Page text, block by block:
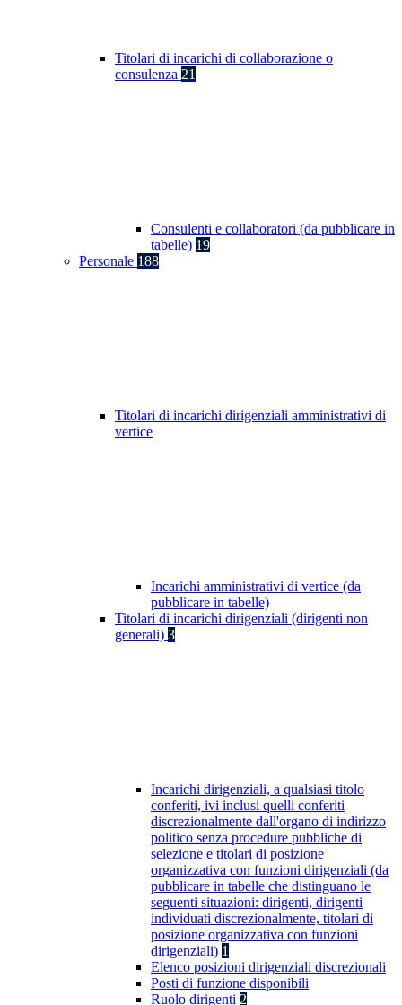
Titolari di incarichi di collaborazione o
consulenza 21
Consulenti e collaboratori (da pubblicare in
tabelle) 19
Personale 188
Titolari di incarichi dirigenziali amministrativi di
vertice
Incarichi amministrativi di vertice (da
pubblicare in tabelle)
Titolari di incarichi dirigenziali (dirigenti non
generali) 3
Incarichi dirigenziali, a qualsiasi titolo
conferiti, ivi inclusi quelli conferiti
discrezionalmente dall'organo di indirizzo
politico senza procedure pubbliche di
selezione e titolari di posizione
organizzativa con funzioni dirigenziali (da
pubblicare in tabelle che distinguano le
seguenti situazioni: dirigenti, dirigenti
individuati discrezionalmente, titolari di
posizione organizzativa con funzioni
dirigenziali) 1
Elenco posizioni dirigenziali discrezionali
Posti di funzione disponibili
Ruolo dirigenti 2